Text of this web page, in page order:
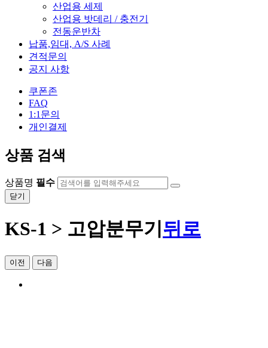
산업용 세제
산업용 밧데리 / 충전기
전동운반차
납품,임대, A/S 사례
견적문의
공지 사항
쿠폰존
FAQ
1:1문의
개인결제
상품 검색
상품명 필수
닫기
KS-1 > 고압분무기뒤로
이전 다음